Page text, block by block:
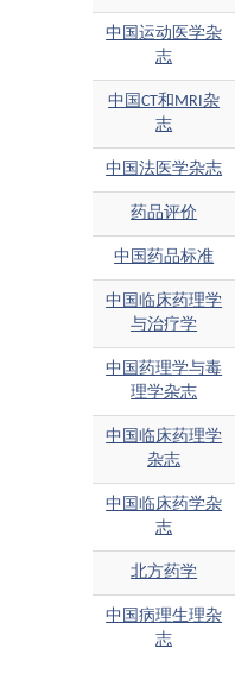
中国运动医学杂
志
中国CT和MRI杂
志
中国法医学杂志
药品评价
中国药品标准
中国临床药理学
与治疗学
中国药理学与毒
理学杂志
中国临床药理学
杂志
中国临床药学杂
志
北方药学
中国病理生理杂
志